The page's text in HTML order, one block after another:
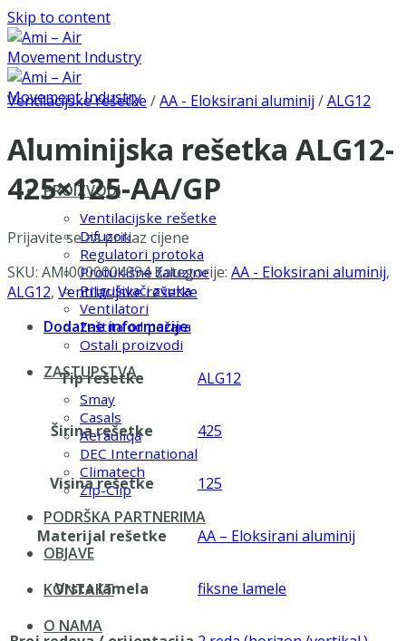
Skip to content
PROIZVODI
Ventilacijske rešetke
Difuzori
Regulatori protoka
Protukišne žaluzine
Prigušivači zvuka
Ventilatori
Zaštita od požara
Ostali proizvodi
ZASTUPSTVA
Smay
Casals
Aerauliqa
DEC International
Climatech
Zip-Clip
PODRŠKA PARTNERIMA
OBJAVE
KONTAKT
O NAMA
Ventilacijske rešetke /AA - Eloksirani aluminij /ALG12
Aluminijska rešetka ALG12-
425×125-AA/GP
Prijavite se za prikaz cijene
SKU: AMI0000004994 Kategorije: AA - Eloksirani aluminij,
ALG12, Ventilacijske rešetke
Dodatne informacije
Tip rešetke ALG12
Širina rešetke 425
Visina rešetke 125
Materijal rešetke AA – Eloksirani aluminij
Vrsta lamela fiksne lamele